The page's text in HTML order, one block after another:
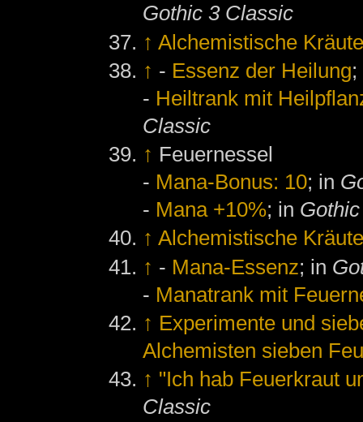
Gothic 3 Classic
↑ Alchemistische
↑ - Essenz der Heilung
- Heiltrank mit
Classic
↑ Feuernessel
- Mana-Bonus: 10; in
- Mana +10%; in
↑ Alchemistische
↑ - Mana-Essenz; in
- Manatrank mit
↑ Experimente und
Alchemisten sieben
↑ "Ich hab Feuerkraut
Classic